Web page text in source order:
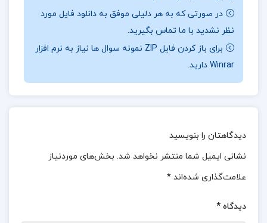
می‌شود و این کتاب به‌ویژه در آموزش زبان دوم بر روی
این مهارت تأکید دارد. جهت خرید فایل های بیشتر
پروژه کدهرا دنبال کنید.
درباره نویسنده کتاب جامع زبان انگلیسی رضا بهرامی
ساختارهای مشخص و سازمان‌یافته، به دانش‌آموزان
امکان می‌دهد تا به‌طور کامل و جامع به زبان انگلیسی
در صورتی که به هر دلیلی موفق به دانلود فایل مورد
نظر نشدید با ما تماس بگیرید.
برای باز کردن فایل ZIP نمونه سوال ها نیاز به نرم افزار
Winrar دارید.
دیدگاهتان را بنویسید
نشانی ایمیل شما منتشر نخواهد شد. بخش‌های موردنیاز
علامت‌گذاری شده‌اند *
دیدگاه *